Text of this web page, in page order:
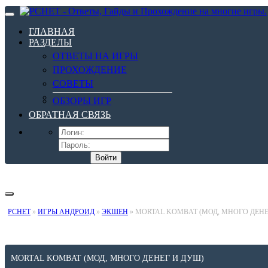
ГЛАВНАЯ
РАЗДЕЛЫ
ОТВЕТЫ НА ИГРЫ
ПРОХОЖДЕНИЕ
СОВЕТЫ
ОБЗОРЫ ИГР
ОБРАТНАЯ СВЯЗЬ
Войти
PCHET» ИГРЫ АНДРОИД » ЭКШЕН » MORTAL KOMBAT (МОД, МНОГО
MORTAL KOMBAT (МОД, МНОГО ДЕНЕГ И ДУШ)